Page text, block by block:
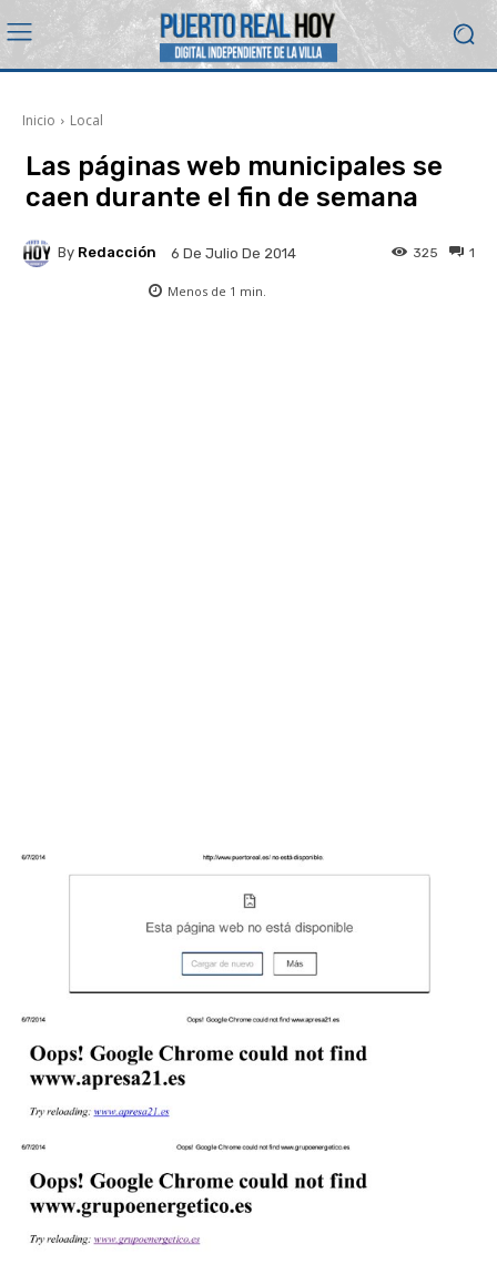
Inicio Local
Las páginas web municipales se
caen durante el fin de semana
By Redacción 6 De Julio De 2014 1
325
Menos de 1 min.